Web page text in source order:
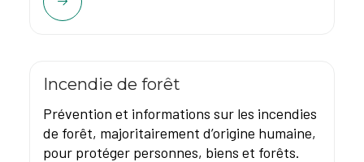
Incendie de forêt
Prévention et informations sur les incendies
de forêt, majoritairement d’origine humaine,
pour protéger personnes, biens et forêts.